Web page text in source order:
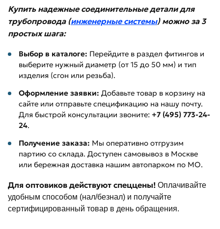
Купить надежные соединительные детали для
трубопровода (инженерные системы) можно за 3
простых шага:
Выбор в каталоге: Перейдите в раздел фитингов и
выберите нужный диаметр (от 15 до 50 мм) и тип
изделия (сгон или резьба).
Оформление заявки: Добавьте товар в корзину на
сайте или отправьте спецификацию на нашу почту.
Для быстрой консультации звоните: +7 (495) 773-24-
24.
Получение заказа: Мы оперативно отгрузим
партию со склада. Доступен самовывоз в Москве
или бережная доставка нашим автопарком по МО.
Для оптовиков действуют спеццены! Оплачивайте
удобным способом (нал/безнал) и получайте
сертифицированный товар в день обращения.